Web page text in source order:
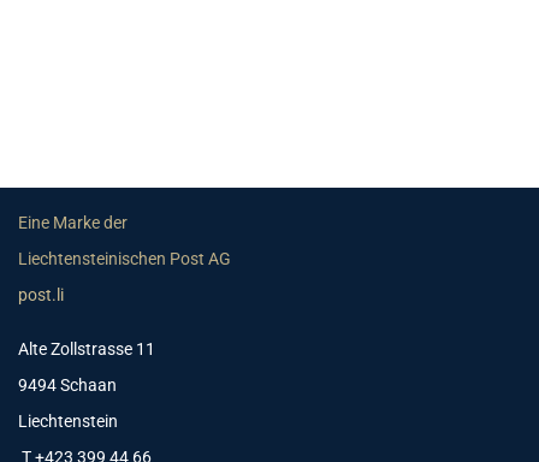
Eine Marke der
Liechtensteinischen Post AG
post.li
Alte Zollstrasse 11
9494 Schaan
Liechtenstein
T +423 399 44 66